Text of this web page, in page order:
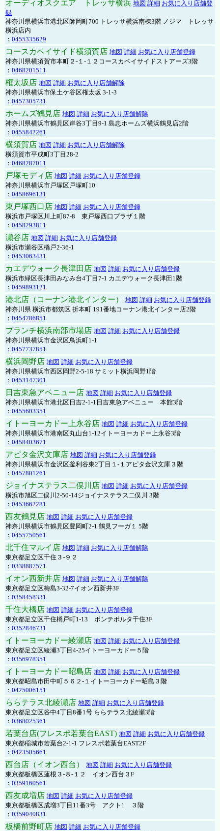
オーディオスクエア トレッサ横浜 地図 詳細 お気に入り店舗登
録
神奈川県横浜市港北区師岡町700 トレッサ横浜南棟3階 ノジマ トレッサ
横浜店内
： 0455335629
コースカベイサイド横須賀店 地図 詳細 お気に入り店舗登録
神奈川県横須賀市本町２-１-１２コースカベイサイドストアーズ3階
： 0468201511
権太坂店 地図 詳細 お気に入り店舗解除
神奈川県横浜市保土ケ谷区権太坂 3-1-3
： 0457305731
ホームズ鶴見店 地図 詳細 お気に入り店舗解除
神奈川県横浜市鶴見区岸谷3丁目9-1 島忠ホームズ横浜鶴見店2階
： 0455842261
横須賀店 地図 詳細 お気に入り店舗解除
横須賀市平成町3丁目28-2
： 0468287011
戸塚モディ店 地図 詳細 お気に入り店舗登録
神奈川県横浜市戸塚区戸塚町10
： 0458696131
東戸塚西口店 地図 詳細 お気に入り店舗登録
横浜市戸塚区川上町87-8 東戸塚西口プラザ１階
： 0458293811
瀬谷店 地図 詳細 お気に入り店舗登録
横浜市瀬谷区橋戸2-36-1
： 0453063431
カエデウォーク長津田店 地図 詳細 お気に入り店舗登録
横浜市緑区長津田みなみ台4丁目7-1 カエデウォーク長津田1階
： 0459893121
港北店（コーナン港北インター） 地図 詳細 お気に入り店舗登録
神奈川県 横浜市都筑区 折本町 191番地コーナン港北インター店2階
： 0454786851
ブランチ横浜南部市場店 地図 詳細 お気に入り店舗登録
神奈川県横浜市金沢区鳥浜町1-1
： 0457737851
横浜岡野店 地図 詳細 お気に入り店舗登録
神奈川県横浜市西区岡野2-5-18 サミット横浜岡野1階
： 0453147301
日吉東急アベニュー店 地図 詳細 お気に入り店舗登録
神奈川県横浜市港北区日吉2-1-1日吉東急アベニュー 本館3階
： 0455603351
イトーヨーカドー上永谷店 地図 詳細 お気に入り店舗登録
神奈川県横浜市港南区丸山台1-12イトーヨーカドー上永谷3階
： 0458403671
アピタ金沢文庫店 地図 詳細 お気に入り店舗登録
神奈川県横浜市金沢区釜利谷東2丁目１-１アピタ金沢文庫３階
： 0457801261
ジョイナステラス二俣川店 地図 詳細 お気に入り店舗登録
横浜市旭区二俣川2-50-14ジョイナステラス二俣川 3階
： 0453662281
西友鶴見店 地図 詳細 お気に入り店舗登録
神奈川県横浜市鶴見区豊岡町2-1 鶴見フーガ１ 5階
： 0455750561
北千住マルイ店 地図 詳細 お気に入り店舗解除
東京都足立区千住３-９２
： 0338887571
イオン西新井店 地図 詳細 お気に入り店舗解除
東京都足立区梅島3-32-7イオン西新井3F
： 0358458331
千住大橋店 地図 詳細 お気に入り店舗登録
東京都足立区千住橋戸町1-13 ポンテポルタ千住3F
： 0352846731
イトーヨーカドー綾瀬店 地図 詳細 お気に入り店舗登録
東京都足立区綾瀬3丁目4-25イトーヨーカドー５階
： 0356978351
イトーヨーカドー昭島店 地図 詳細 お気に入り店舗登録
東京都昭島市田中町５６２-１イトーヨーカドー昭島３階
： 0425006151
ららテラス北綾瀬店 地図 詳細 お気に入り店舗登録
東京都足立区谷中4丁目8番1号 ららテラス北綾瀬3階
： 0368025361
若葉台店(フレスポ若葉台EAST) 地図 詳細 お気に入り店舗登録
東京都稲城市若葉台2-1-1 フレスポ若葉台EAST2F
： 0423505661
西台店（イオン西台） 地図 詳細 お気に入り店舗登録
東京都板橋区蓮根３-８-１２ イオン西台３F
： 0359160561
西友成増店 地図 詳細 お気に入り店舗登録
東京都板橋区成増3丁目11番3号 アクト1 ３階
： 0359040831
板橋前野町店 地図 詳細 お気に入り店舗登録